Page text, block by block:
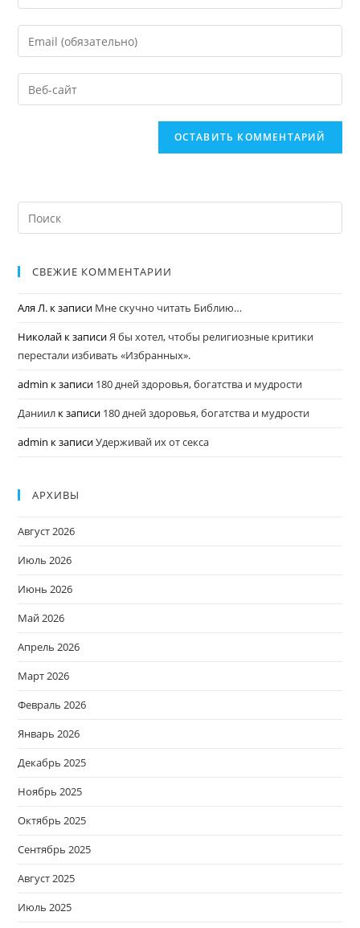
СВЕЖИЕ КОММЕНТАРИИ
Аля Л. к записи Мне скучно читать Библию…
Николай к записиЯ бы хотел, чтобы религиозные критики
перестали избивать «Избранных».
admin к записи 180 дней здоровья, богатства и мудрости
Даниил к записи 180 дней здоровья, богатства и мудрости
admin к записиУдерживай их от секса
АРХИВЫ
Август 2026
Июль 2026
Июнь 2026
Май 2026
Апрель 2026
Март 2026
Февраль 2026
Январь 2026
Декабрь 2025
Ноябрь 2025
Октябрь 2025
Сентябрь 2025
Август 2025
Июль 2025